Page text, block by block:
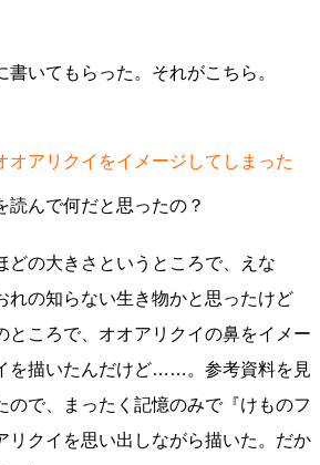
書いてもらった。それがこちら。
オアリクイをイメージしてしまった
読んで何だと思ったの？
どの大きさというところで、えな
の知らない生き物かと思ったけど
ところで、オオアリクイの鼻をイメー
を描いたんだけど……。参考資料を見
ので、まったく記憶のみで『けものフ
リクイを思い出しながら描いた。だか